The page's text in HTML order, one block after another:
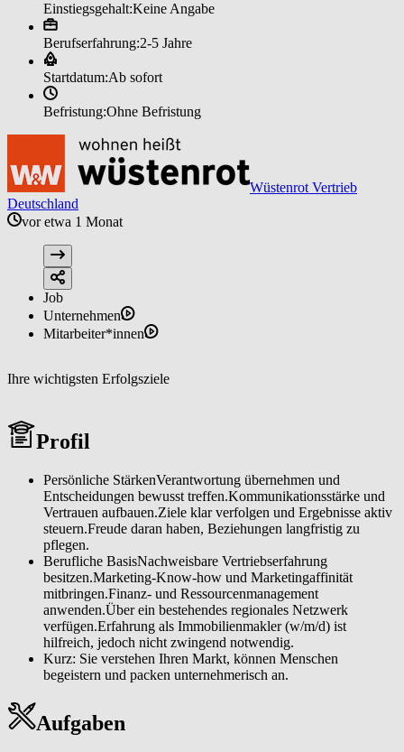
Einstiegsgehalt:Keine Angabe
Berufserfahrung:2-5 Jahre
Startdatum:Ab sofort
Befristung:Ohne Befristung
Wüstenrot Vertrieb
Deutschland
vor etwa 1 Monat
Job
Unternehmen
Mitarbeiter*innen
Ihre wichtigsten Erfolgsziele
Profil
Persönliche StärkenVerantwortung übernehmen und
Entscheidungen bewusst treffen.Kommunikationsstärke und
Vertrauen aufbauen.Ziele klar verfolgen und Ergebnisse aktiv
steuern.Freude daran haben, Beziehungen langfristig zu
pflegen.
Berufliche BasisNachweisbare Vertriebserfahrung
besitzen.Marketing-Know-how und Marketingaffinität
mitbringen.Finanz- und Ressourcenmanagement
anwenden.Über ein bestehendes regionales Netzwerk
verfügen.Erfahrung als Immobilienmakler (w/m/d) ist
hilfreich, jedoch nicht zwingend notwendig.
Kurz: Sie verstehen Ihren Markt, können Menschen
begeistern und packen unternehmerisch an.
Aufgaben